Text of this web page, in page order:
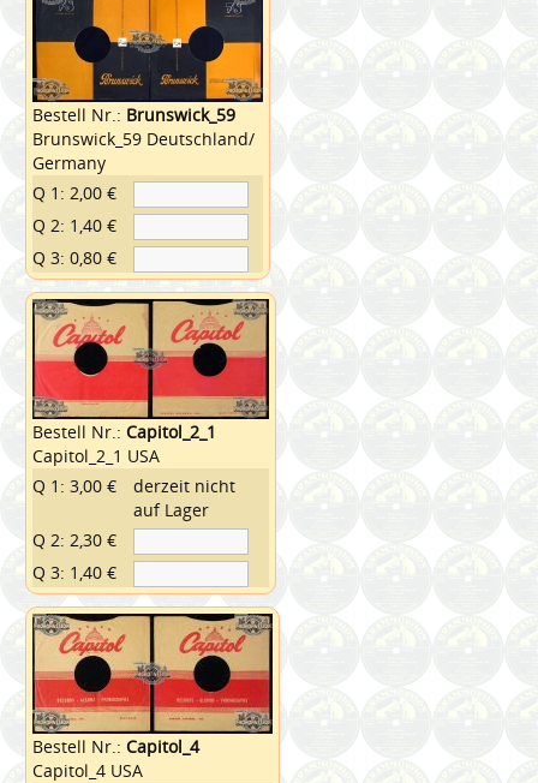
Bestell Nr.: Brunswick_59
Brunswick_59 Deutschland/
Germany
Q 1: 2,00 €
Q 2: 1,40 €
Q 3: 0,80 €
Bestell Nr.:Capitol_2_1
Capitol_2_1 USA
Q 1: 3,00 €
derzeit nicht
auf Lager
Q 2: 2,30 €
Q 3: 1,40 €
Bestell Nr.:Capitol_4
Capitol_4 USA